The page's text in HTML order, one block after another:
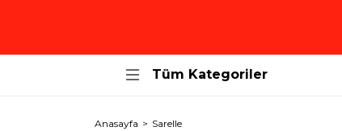
Tüm Kategoriler
Anasayfa Sarelle